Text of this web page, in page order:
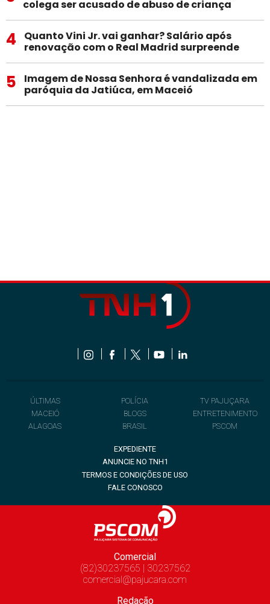
colega ser acusado de abuso de criança
4
Quanto Vini Jr. vai ganhar? Salário após
renovação com o Real Madrid surpreende
5
Imagem de Nossa Senhora é vandalizada em
paróquia da Jatiúca, em Maceió
ÚLTIMAS
MACEIÓ
ALAGOAS
POLÍCIA
BLOGS
BRASIL
TV PAJUÇARA
ENTRETENIMENTO
PSCOM
EXPEDIENTE
ANUNCIE NO TNH1
TERMOS E CONDIÇÕES DE USO
FALE CONOSCO
Comercial
(82)30237565 | 30237562
comercial@pajucara.com
Redação